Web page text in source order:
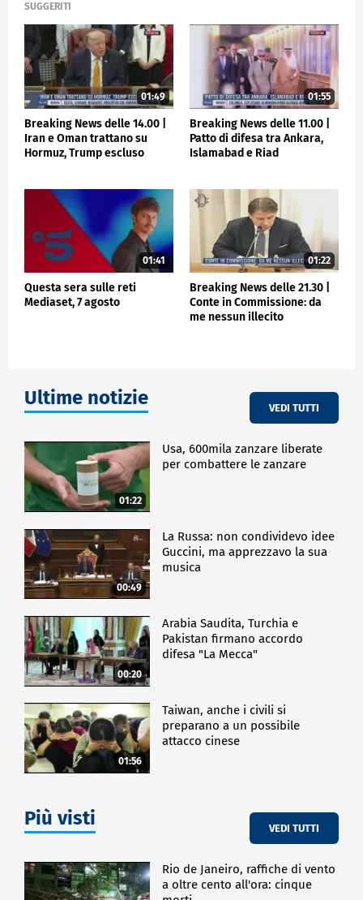
SUGGERITI
01:49
Breaking News delle 14.00 |
Iran e Oman trattano su
Hormuz, Trump escluso
01:55
Breaking News delle 11.00 |
Patto di difesa tra Ankara,
Islamabad e Riad
01:41
Questa sera sulle reti
Mediaset, 7 agosto
01:22
Breaking News delle 21.30 |
Conte in Commissione: da
me nessun illecito
Ultime notizie VEDI TUTTI
01:22
Usa, 600mila zanzare liberate
per combattere le zanzare
00:49
La Russa: non condividevo idee
Guccini, ma apprezzavo la sua
musica
00:20
Arabia Saudita, Turchia e
Pakistan firmano accordo
difesa "La Mecca"
01:56
Taiwan, anche i civili si
preparano a un possibile
attacco cinese
Più visti VEDI TUTTI
Rio de Janeiro, raffiche di vento
a oltre cento all'ora: cinque